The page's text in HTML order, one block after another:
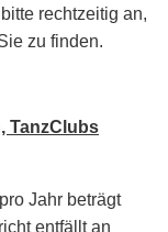
rechtzeitig an,
zu finden.
TanzClubs
pro Jahr beträgt
entfällt an